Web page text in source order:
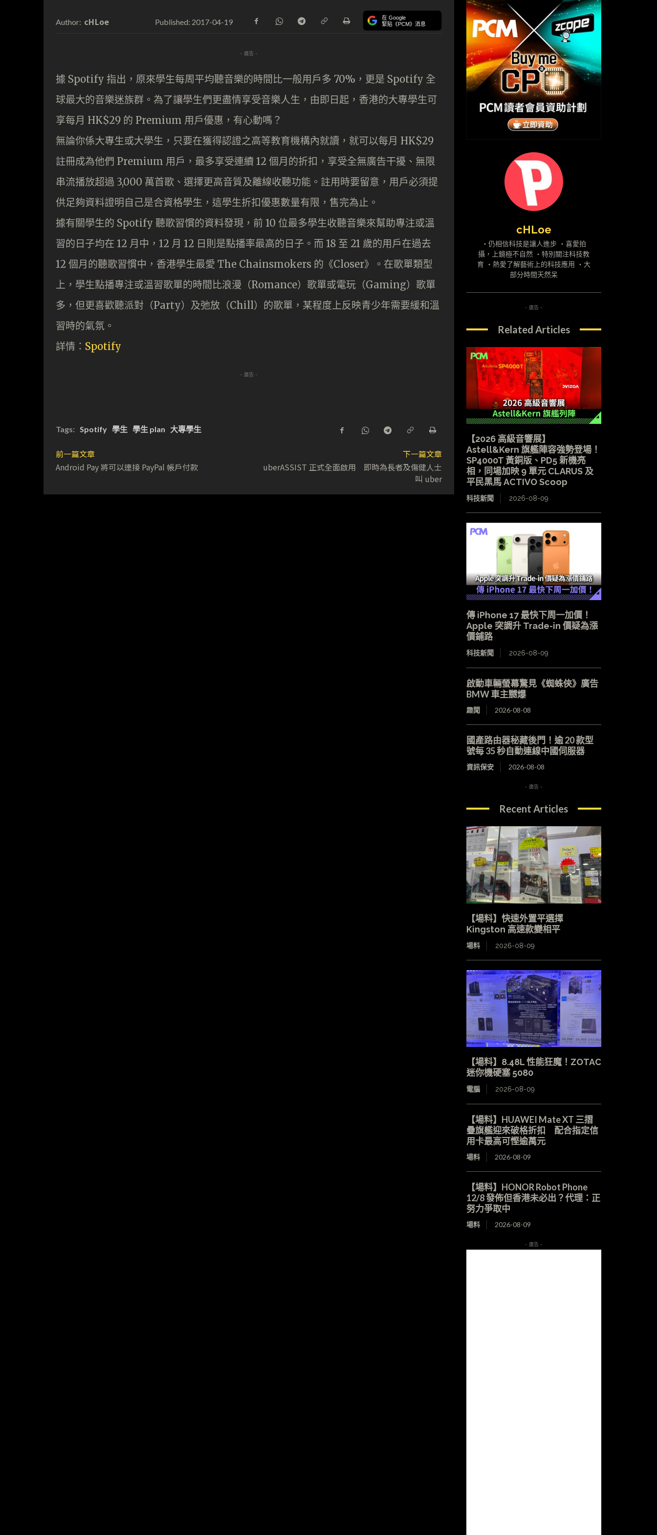
Author: cHLoe Published: 2017-04-19 在 Google
緊貼《PCM》消息
- 廣告 -
據 Spotify 指出，原來學生每周平均聽音樂的時間比一般用戶多 70%，更是 Spotify 全
球最大的音樂迷族群。為了讓學生們更盡情享受音樂人生，由即日起，香港的大專學生可
享每月 HK$29 的 Premium 用戶優惠，有心動嗎？
無論你係大專生或大學生，只要在獲得認證之高等教育機構內就讀，就可以每月 HK$29
註冊成為他們 Premium 用戶，最多享受連續 12 個月的折扣，享受全無廣告干擾、無限
串流播放超過 3,000 萬首歌、選擇更高音質及離線收聽功能。註用時要留意，用戶必須提
供足夠資料證明自己是合資格學生，這學生折扣優惠數量有限，售完為止。
據有關學生的 Spotify 聽歌習慣的資料發現，前 10 位最多學生收聽音樂來幫助專注或溫
習的日子均在 12 月中，12 月 12 日則是點播率最高的日子。而 18 至 21 歲的用戶在過去
12 個月的聽歌習慣中，香港學生最愛 The Chainsmokers 的《Closer》。在歌單類型
上，學生點播專注或溫習歌單的時間比浪漫（Romance）歌單或電玩（Gaming）歌單
多，但更喜歡聽派對（Party）及弛放（Chill）的歌單，某程度上反映青少年需要緩和溫
習時的氣氛。
詳情： Spotify
- 廣告 -
Tags: Spotify 學生 學生 plan 大專學生
前一篇文章
Android Pay 將可以連接 PayPal 帳戶付款
下一篇文章
uberASSIST 正式全面啟用 即時為長者及傷健人士
叫 uber
cHLoe
・仍相信科技是讓人進步 ・喜愛拍
攝，上鏡極不自然 ・特別關注科技教
育 ・熱愛了解藝術上的科技應用 ・大
部分時間天然呆
- 廣告 -
Related Articles
【2026 高級音響展】
Astell&Kern 旗艦陣容強勢登場！
SP4000T 黃銅版、PD5 新機亮
相，同場加映 9 單元 CLARUS 及
平民黑馬 ACTIVO Scoop
科技新聞 2026-08-09
傳 iPhone 17 最快下周一加價！
Apple 突調升 Trade-in 價疑為漲
價鋪路
科技新聞 2026-08-09
啟動車輛螢幕驚見《蜘蛛俠》廣告
BMW 車主嬲爆
趣聞 2026-08-08
國產路由器秘藏後門！逾 20 款型
號每 35 秒自動連線中國伺服器
資訊保安 2026-08-08
- 廣告 -
Recent Articles
【場料】快速外置平選擇
Kingston 高速款變相平
場料 2026-08-09
【場料】8.48L 性能狂魔！ZOTAC
迷你機硬塞 5080
電腦 2026-08-09
【場料】HUAWEI Mate XT 三摺
疊旗艦迎來破格折扣 配合指定信
用卡最高可慳逾萬元
場料 2026-08-09
【場料】HONOR Robot Phone
12/8 發佈但香港未必出？代理：正
努力爭取中
場料 2026-08-09
- 廣告 -